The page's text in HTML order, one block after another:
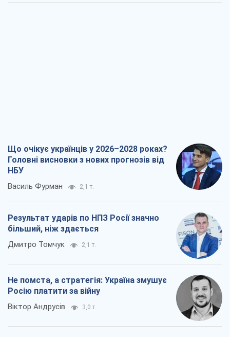
Що очікує українців у 2026–2028 роках?
Головні висновки з нових прогнозів від
НБУ
Василь Фурман 2,1 т.
Результат ударів по НПЗ Росії значно
більший, ніж здається
Дмитро Томчук 2,1 т.
Не помста, а стратегія: Україна змушує
Росію платити за війну
Віктор Андрусів 3,0 т.